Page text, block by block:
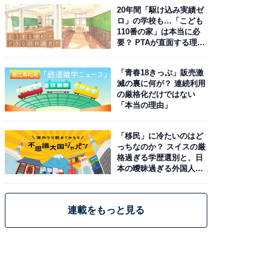
20年間「駆け込み実績ゼ
ロ」の学校も…「こども
110番の家」は本当に必
要？ PTAが直面する理想
「青春18きっぷ」販売激
減の裏に何が？ 連続利用
の厳格化だけではない
「本当の理由」
「移民」に冷たいのはど
っちなのか？ スイスの厳
格過ぎる学歴選別と、日
本の曖昧過ぎる外国人政
連載をもっと見る